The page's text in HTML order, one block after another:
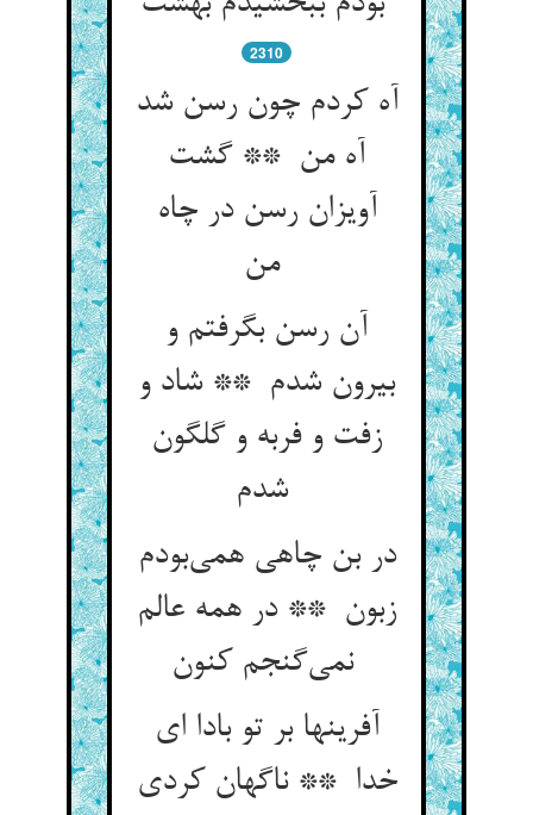
2310
آه کردم چون رسن شد
آه من ** گشت
آویزان رسن در چاه
من
آن رسن بگرفتم و
بیرون شدم ** شاد و
زفت و فربه و گلگون
شدم
در بن چاهی همی‌بودم
زبون ** در همه عالم
نمی‌گنجم کنون
آفرینها بر تو بادا ای
خدا ** ناگهان کردی